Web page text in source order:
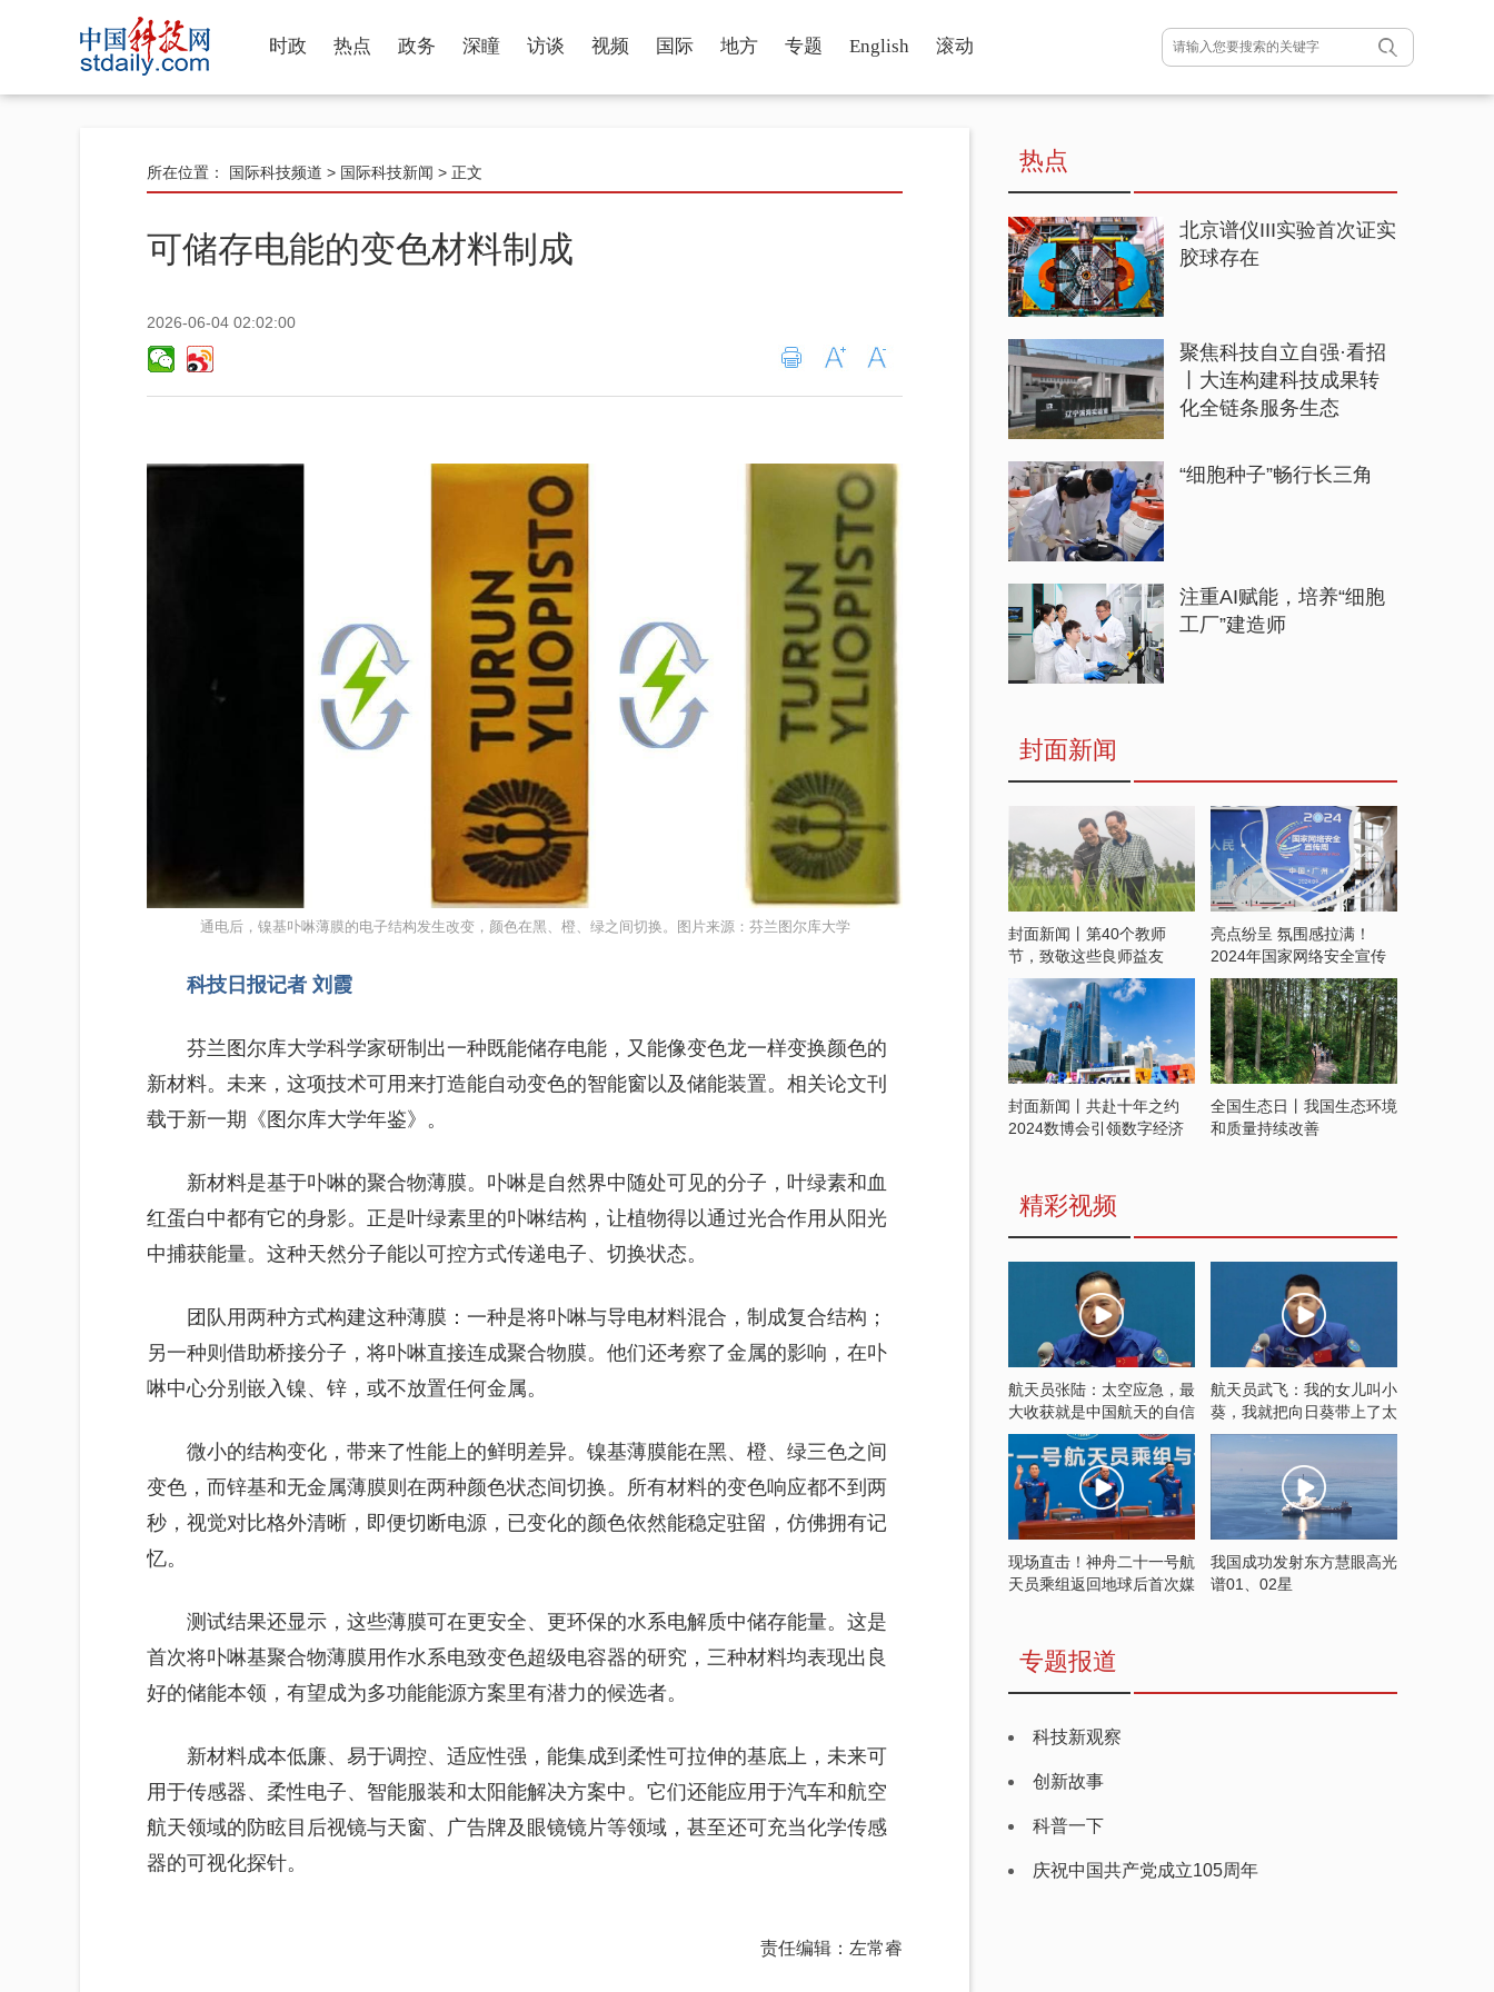
时政 热点 政务 深瞳 访谈 视频 国际 地方 专题 English 滚动
所在位置： 国际科技频道 > 国际科技新闻 > 正文
可储存电能的变色材料制成
2026-06-04 02:02:00
通电后，镍基卟啉薄膜的电子结构发生改变，颜色在黑、橙、绿之间切换。图片来源：芬兰图尔库大学
科技日报记者 刘霞
芬兰图尔库大学科学家研制出一种既能储存电能，又能像变色龙一样变换颜色的
新材料。未来，这项技术可用来打造能自动变色的智能窗以及储能装置。相关论文刊
载于新一期《图尔库大学年鉴》。
新材料是基于卟啉的聚合物薄膜。卟啉是自然界中随处可见的分子，叶绿素和血
红蛋白中都有它的身影。正是叶绿素里的卟啉结构，让植物得以通过光合作用从阳光
中捕获能量。这种天然分子能以可控方式传递电子、切换状态。
团队用两种方式构建这种薄膜：一种是将卟啉与导电材料混合，制成复合结构；
另一种则借助桥接分子，将卟啉直接连成聚合物膜。他们还考察了金属的影响，在卟
啉中心分别嵌入镍、锌，或不放置任何金属。
微小的结构变化，带来了性能上的鲜明差异。镍基薄膜能在黑、橙、绿三色之间
变色，而锌基和无金属薄膜则在两种颜色状态间切换。所有材料的变色响应都不到两
秒，视觉对比格外清晰，即便切断电源，已变化的颜色依然能稳定驻留，仿佛拥有记
忆。
测试结果还显示，这些薄膜可在更安全、更环保的水系电解质中储存能量。这是
首次将卟啉基聚合物薄膜用作水系电致变色超级电容器的研究，三种材料均表现出良
好的储能本领，有望成为多功能能源方案里有潜力的候选者。
新材料成本低廉、易于调控、适应性强，能集成到柔性可拉伸的基底上，未来可
用于传感器、柔性电子、智能服装和太阳能解决方案中。它们还能应用于汽车和航空
航天领域的防眩目后视镜与天窗、广告牌及眼镜镜片等领域，甚至还可充当化学传感
器的可视化探针。
责任编辑：左常睿
热点
北京谱仪III实验首次证实
胶球存在
聚焦科技自立自强·看招
丨大连构建科技成果转
化全链条服务生态
“细胞种子”畅行长三角
注重AI赋能，培养“细胞
工厂”建造师
封面新闻
封面新闻丨第40个教师
节，致敬这些良师益友
亮点纷呈 氛围感拉满！
2024年国家网络安全宣传
周开启
封面新闻丨共赴十年之约
2024数博会引领数字经济
全国生态日丨我国生态环境
和质量持续改善
精彩视频
航天员张陆：太空应急，最
大收获就是中国航天的自信
航天员武飞：我的女儿叫小
葵，我就把向日葵带上了太
空
现场直击！神舟二十一号航
天员乘组返回地球后首次媒
我国成功发射东方慧眼高光
谱01、02星
专题报道
科技新观察
创新故事
科普一下
庆祝中国共产党成立105周年